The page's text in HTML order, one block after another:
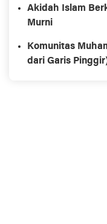
Akidah Islam
Murni
Komunitas
dari Garis